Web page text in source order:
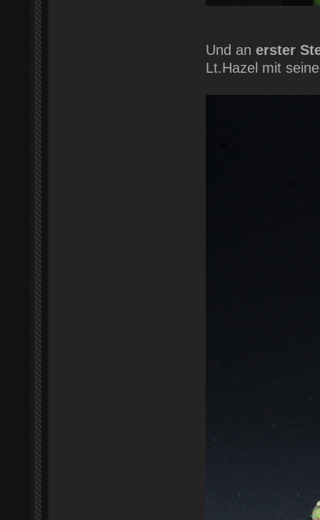
Und an erster
Lt.Hazel mit